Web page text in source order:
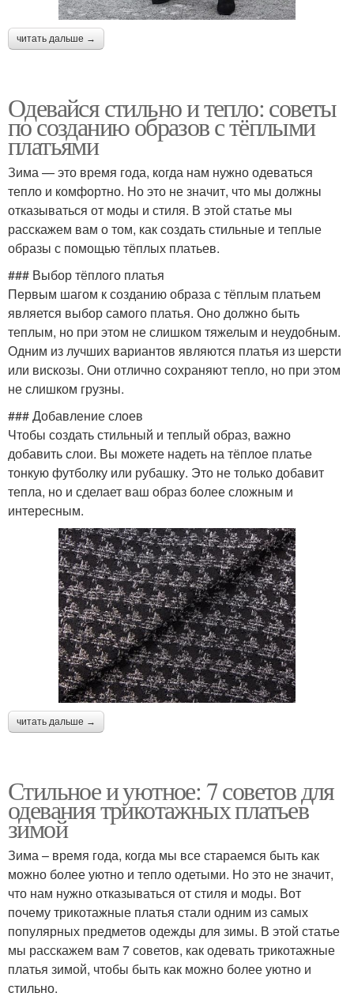
читать дальше →
Одевайся стильно и тепло: советы
по созданию образов с тёплыми
платьями
Зима — это время года, когда нам нужно одеваться
тепло и комфортно. Но это не значит, что мы должны
отказываться от моды и стиля. В этой статье мы
расскажем вам о том, как создать стильные и теплые
образы с помощью тёплых платьев.
### Выбор тёплого платья
Первым шагом к созданию образа с тёплым платьем
является выбор самого платья. Оно должно быть
теплым, но при этом не слишком тяжелым и неудобным.
Одним из лучших вариантов являются платья из шерсти
или вискозы. Они отлично сохраняют тепло, но при этом
не слишком грузны.
### Добавление слоев
Чтобы создать стильный и теплый образ, важно
добавить слои. Вы можете надеть на тёплое платье
тонкую футболку или рубашку. Это не только добавит
тепла, но и сделает ваш образ более сложным и
интересным.
читать дальше →
Стильное и уютное: 7 советов для
одевания трикотажных платьев
зимой
Зима – время года, когда мы все стараемся быть как
можно более уютно и тепло одетыми. Но это не значит,
что нам нужно отказываться от стиля и моды. Вот
почему трикотажные платья стали одним из самых
популярных предметов одежды для зимы. В этой статье
мы расскажем вам 7 советов, как одевать трикотажные
платья зимой, чтобы быть как можно более уютно и
стильно.